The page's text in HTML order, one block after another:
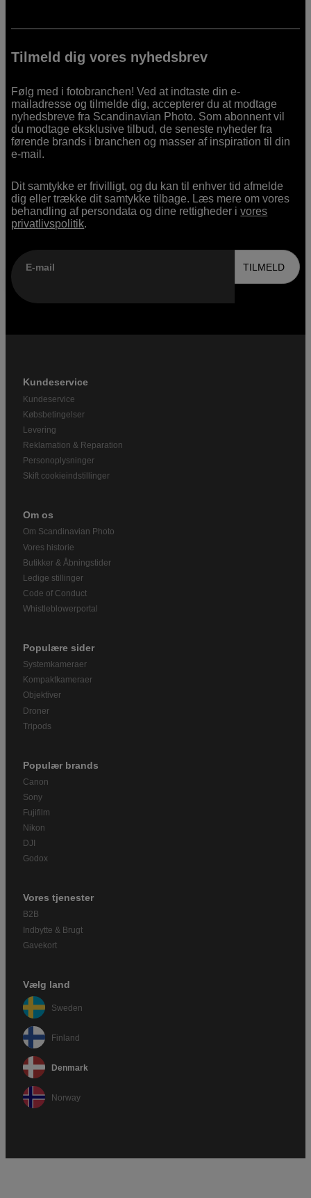
Tilmeld dig vores nyhedsbrev
Følg med i fotobranchen! Ved at indtaste din e-
mailadresse og tilmelde dig, accepterer du at modtage
nyhedsbreve fra Scandinavian Photo. Som abonnent vil
du modtage eksklusive tilbud, de seneste nyheder fra
førende brands i branchen og masser af inspiration til din
e-mail.
Dit samtykke er frivilligt, og du kan til enhver tid afmelde
dig eller trække dit samtykke tilbage. Læs mere om vores
behandling af persondata og dine rettigheder ivores
privatlivspolitik.
E-mail TILMELD
Kundeservice
Kundeservice
Købsbetingelser
Levering
Reklamation & Reparation
Personoplysninger
Skift cookieindstillinger
Om os
Om Scandinavian Photo
Vores historie
Butikker & Åbningstider
Ledige stillinger
Code of Conduct
Whistleblowerportal
Populære sider
Systemkameraer
Kompaktkameraer
Objektiver
Droner
Tripods
Populær brands
Canon
Sony
Fujifilm
Nikon
DJI
Godox
Vores tjenester
B2B
Indbytte & Brugt
Gavekort
Vælg land
Sweden
Finland
Denmark
Norway